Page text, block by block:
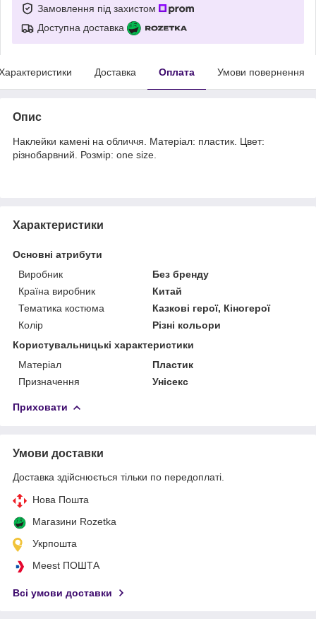
Замовлення під захистом
Доступна доставка
Доставка Оплата Умови повернення
Опис
Наклейки камені на обличчя. Матеріал: пластик. Цвет:
різнобарвний. Розмір: one size.
Характеристики
Основні атрибути
Виробник
Без бренду
Країна виробник
Китай
Тематика костюма
Казкові герої, Кіногерої
Колір
Різні кольори
Користувальницькі характеристики
Матеріал
Пластик
Призначення
Унісекс
Приховати
Умови доставки
Доставка здійснюється тільки по передоплаті.
Нова Пошта
Магазини Rozetka
Укрпошта
Meest ПОШТА
Всі умови доставки